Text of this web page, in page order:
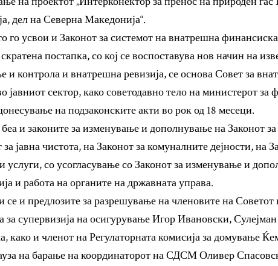
дел на Северна Македонија“.
го усвои и Законот за системот на внатрешна
постапка, со кој се воспоставува нов начин на
и контрола и внатрешна ревизија, се основа Совет за
јавниот сектор, како советодавно тело на министерот за
на подзаконските акти во рок од 18 месеци.
и законите за изменување и дополнување на Законот
за јавна чистота, на Законот за комуналните дејности, на
услуги, со усогласување со Законот за изменување и
и работа на органите на државната управа.
и предлозите за разрешување на членовите на Советот
за супервизија на осигурување Игор Ивановски,
како и членот на Регулаторната комисија за домување
на барање на координаторот на СДСМ Оливер